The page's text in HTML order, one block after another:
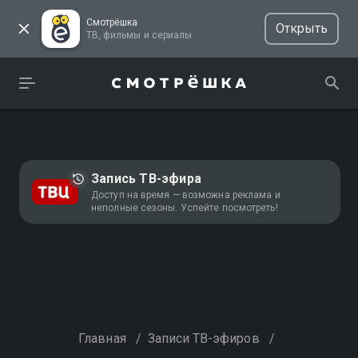
Смотрёшка
ТВ, фильмы и сериалы
Открыть
Запись ТВ-эфира
Доступ на время — возможна реклама и
неполные сезоны. Успейте посмотреть!
Главная / Записи ТВ-эфиров /